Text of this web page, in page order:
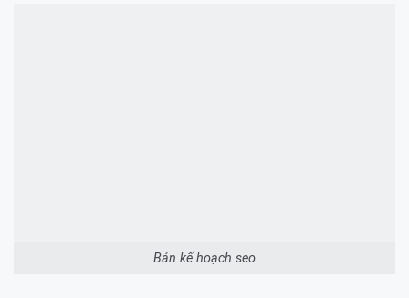
Bản kế hoạch seo